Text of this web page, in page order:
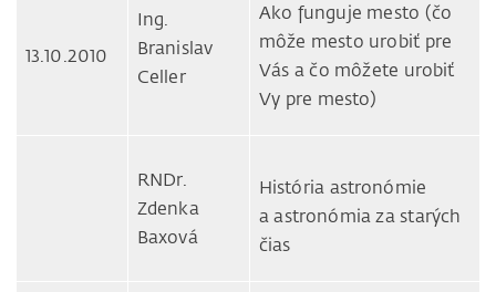
13.10.2010
Ing.
Branislav
Celler
Ako funguje mesto (čo
môže mesto urobiť pre
Vás a čo môžete urobiť
Vy pre mesto)
RNDr.
Zdenka
Baxová
História astronómie
a astronómia za starých
čias